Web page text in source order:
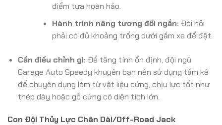
điểm tựa hoàn hảo.
Hành trình nâng tương đối ngắn: Đòi hỏi
phải có đủ khoảng trống dưới gầm xe để đặt.
Cần điều chỉnh gì: Để tăng tính ổn định, đội ngũ
Garage Auto Speedy khuyên bạn nên sử dụng tấm kê
đế chuyên dụng làm từ vật liệu cứng, chịu lực tốt như
thép dày hoặc gỗ cứng có diện tích lớn.
Con Đội Thủy Lực Chân Dài/Off-Road Jack